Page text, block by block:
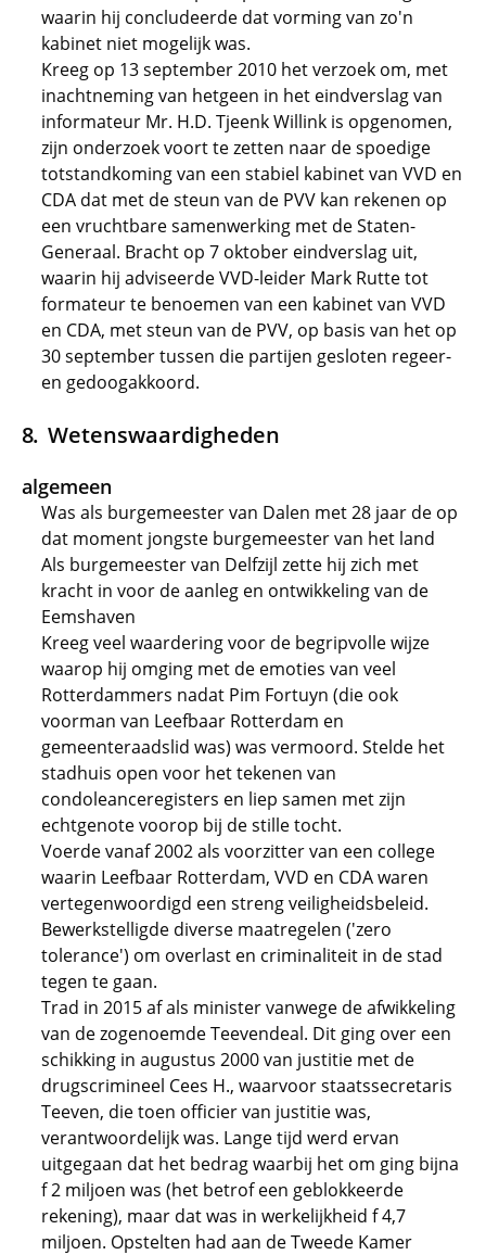
waarin hij concludeerde dat vorming van zo'n
kabinet niet mogelijk was.
Kreeg op 13 september 2010 het verzoek om, met
inachtneming van hetgeen in het eindverslag van
informateur Mr. H.D. Tjeenk Willink is opgenomen,
zijn onderzoek voort te zetten naar de spoedige
totstandkoming van een stabiel kabinet van VVD en
CDA dat met de steun van de PVV kan rekenen op
een vruchtbare samenwerking met de Staten-
Generaal. Bracht op 7 oktober eindverslag uit,
waarin hij adviseerde VVD-leider Mark Rutte tot
formateur te benoemen van een kabinet van VVD
en CDA, met steun van de PVV, op basis van het op
30 september tussen die partijen gesloten regeer-
en gedoogakkoord.
Wetenswaardigheden
algemeen
Was als burgemeester van Dalen met 28 jaar de op
dat moment jongste burgemeester van het land
Als burgemeester van Delfzijl zette hij zich met
kracht in voor de aanleg en ontwikkeling van de
Eemshaven
Kreeg veel waardering voor de begripvolle wijze
waarop hij omging met de emoties van veel
Rotterdammers nadat Pim Fortuyn (die ook
voorman van Leefbaar Rotterdam en
gemeenteraadslid was) was vermoord. Stelde het
stadhuis open voor het tekenen van
condoleanceregisters en liep samen met zijn
echtgenote voorop bij de stille tocht.
Voerde vanaf 2002 als voorzitter van een college
waarin Leefbaar Rotterdam, VVD en CDA waren
vertegenwoordigd een streng veiligheidsbeleid.
Bewerkstelligde diverse maatregelen ('zero
tolerance') om overlast en criminaliteit in de stad
tegen te gaan.
Trad in 2015 af als minister vanwege de afwikkeling
van de zogenoemde Teevendeal. Dit ging over een
schikking in augustus 2000 van justitie met de
drugscrimineel Cees H., waarvoor staatssecretaris
Teeven, die toen officier van justitie was,
verantwoordelijk was. Lange tijd werd ervan
uitgegaan dat het bedrag waarbij het om ging bijna
f 2 miljoen was (het betrof een geblokkeerde
rekening), maar dat was in werkelijkheid f 4,7
miljoen. Opstelten had aan de Tweede Kamer